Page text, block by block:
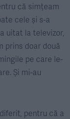
că simțeam
cele și s-a
uitat la televizor,
prins doar două
pe care le-
Și mi-au
pentru că a